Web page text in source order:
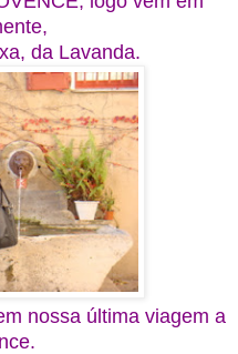
da Lavanda.
nossa última viagem a